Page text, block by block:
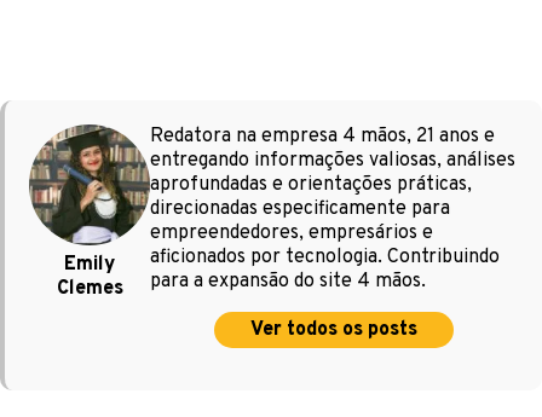
Emily
Clemes
Redatora na empresa 4 mãos, 21 anos e
entregando informações valiosas, análises
aprofundadas e orientações práticas,
direcionadas especificamente para
empreendedores, empresários e
aficionados por tecnologia. Contribuindo
para a expansão do site 4 mãos.
Ver todos os posts